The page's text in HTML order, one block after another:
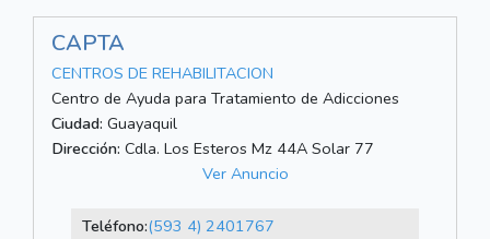
CAPTA
CENTROS DE REHABILITACION
Centro de Ayuda para Tratamiento de Adicciones
Ciudad: Guayaquil
Dirección: Cdla. Los Esteros Mz 44A Solar 77
Ver Anuncio
Teléfono:(593 4) 2401767